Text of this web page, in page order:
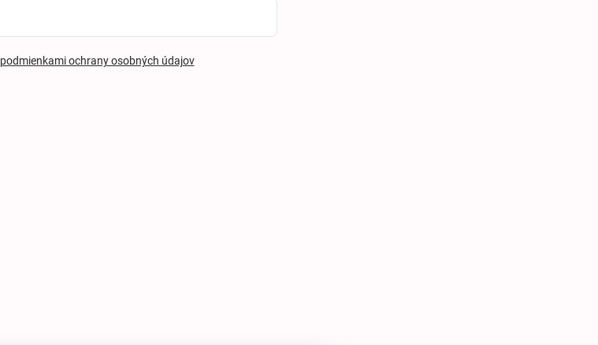
podmienkami ochrany osobných údajov